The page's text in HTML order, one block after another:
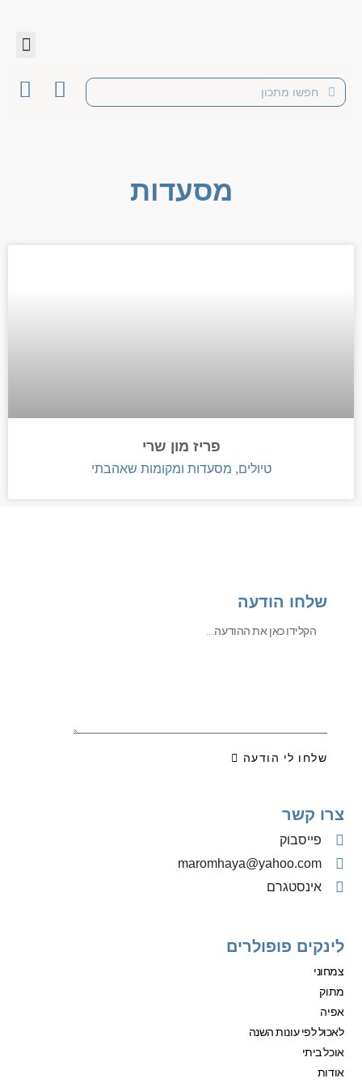
מסעדות
פריז מון שרי
טיולים, מסעדות ומקומות שאהבתי
שלחו הודעה
שלחו לי הודעה
צרו קשר
פייסבוק
‫maromhaya@yahoo.com
אינסטגרם
לינקים פופולרים
צמחוני
מתוק
אפיה
לאכול לפי עונות השנה
אוכל ביתי
אודות